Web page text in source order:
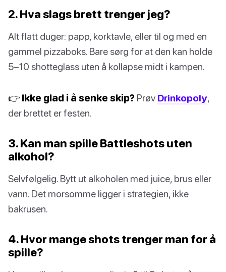
2. Hva slags brett trenger jeg?
Alt flatt duger: papp, korktavle, eller til og med en
gammel pizzaboks. Bare sørg for at den kan holde
5–10 shotteglass uten å kollapse midt i kampen.
👉 Ikke glad i å senke skip? Prøv Drinkopoly,
der brettet er festen.
3. Kan man spille Battleshots uten
alkohol?
Selvfølgelig. Bytt ut alkoholen med juice, brus eller
vann. Det morsomme ligger i strategien, ikke
bakrusen.
4. Hvor mange shots trenger man for å
spille?